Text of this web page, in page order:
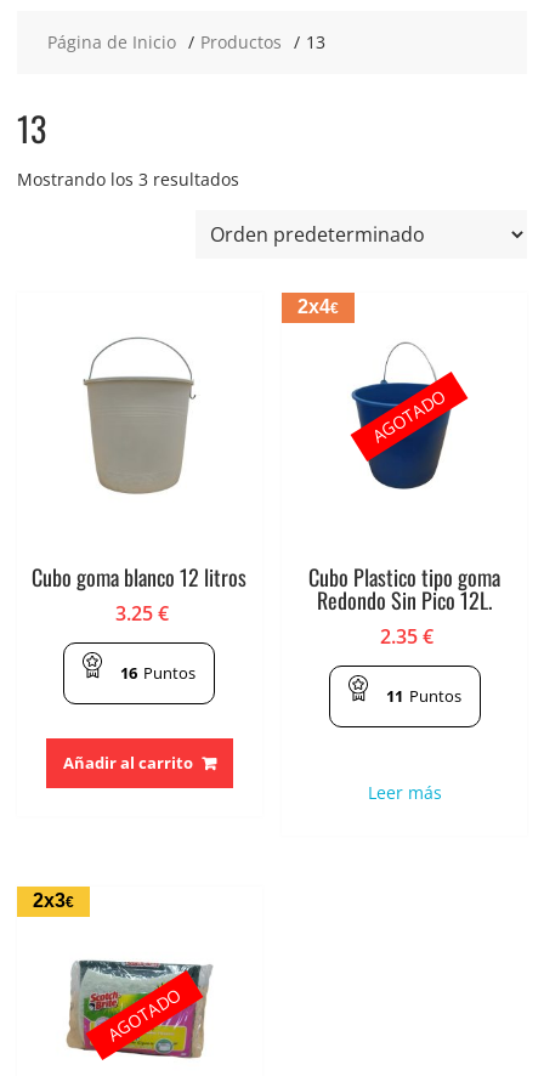
Página de Inicio Productos 13
13
Mostrando los 3 resultados
Cubo goma blanco 12 litros
3.25€
16 Puntos
Añadir al carrito
2x4€
Cubo Plastico tipo goma
Redondo Sin Pico 12L.
2.35€
11 Puntos
Leer más
AGOTADO
2x3€
AGOTADO